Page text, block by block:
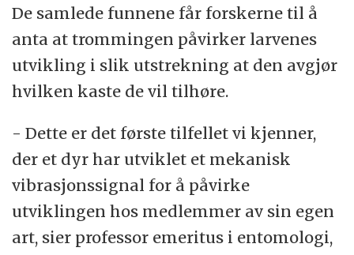
De samlede funnene får forskerne til å
anta at trommingen påvirker larvenes
utvikling i slik utstrekning at den avgjør
hvilken kaste de vil tilhøre.
- Dette er det første tilfellet vi kjenner,
der et dyr har utviklet et mekanisk
vibrasjonssignal for å påvirke
utviklingen hos medlemmer av sin egen
art, sier professor emeritus i entomologi,